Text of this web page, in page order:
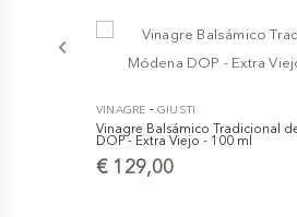
VINAGRE -GIUSTI
Vinagre Balsámico Tradicional
DOP - Extra Viejo - 100 ml
€ 129,00